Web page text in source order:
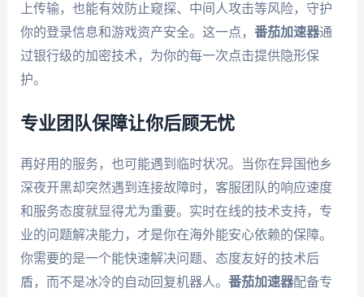
上传输，也能有效防止窥探、中间人攻击等风险，守护
你的登录信息和游戏资产安全。这一点， 番茄加速器通
过银行级的加密技术，为你的每一次点击提供隐形保
护。
专业团队保障让你后顾无忧
再好用的服务，也可能遇到临时状况。当你在异国他乡
深夜开黑却突然遇到连接故障时，客服团队的响应速度
和服务态度就显得尤为重要。实时在线的技术支持，专
业的问题解决能力，才是你在海外能安心依赖的保障。
你需要的是一个能快速解决问题、态度友好的技术后
盾，而不是冰冷的自动回复机器人。 番茄加速器配备专